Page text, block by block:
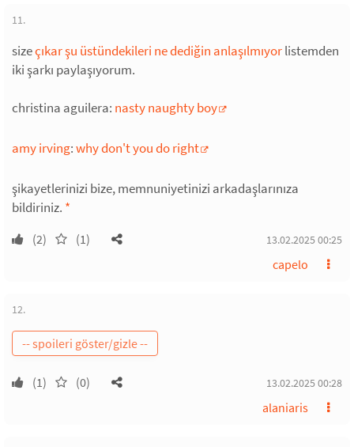
11.
sizeçıkar şu üstündekileri ne dediğin anlaşılmıyorlistemden
iki şarkı paylaşıyorum.
christina aguilera: nasty naughty boy
amy irving:why don't you do right
şikayetlerinizi bize, memnuniyetinizi arkadaşlarınıza
bildiriniz. *
(2) (1) 13.02.2025 00:25
capelo
12.
(1) (0) 13.02.2025 00:28
alaniaris